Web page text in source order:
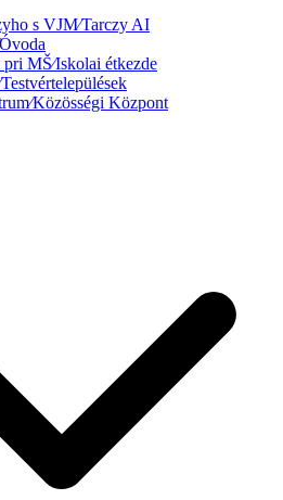
s VJM⁄Tarczy AI
MŠ⁄Iskolai étkezde
Központ